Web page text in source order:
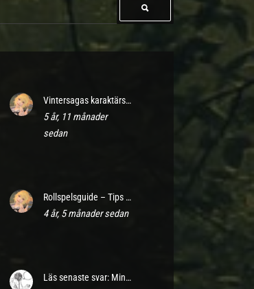
Vintersagas karaktärslista
5 år, 11 månader
sedan
Rollspelsguide – Tips till spel i text och en diskussionstråd
4 år, 5 månader sedan
Läs senaste svar: Minnesluckan